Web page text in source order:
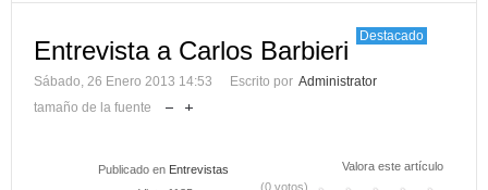
Entrevista a Carlos Barbieri Destacado
Sábado, 26 Enero 2013 14:53 Escrito por Administrator
tamaño de la fuente
Publicado en Entrevistas
Valora este artículo
(0 votos)